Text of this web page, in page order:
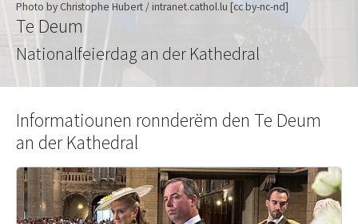
Photo by Christophe Hubert / intranet.cathol.lu [cc by-nc-nd]
Te Deum
Nationalfeierdag an der Kathedral
Informatiounen ronnderëm den Te Deum
an der Kathedral